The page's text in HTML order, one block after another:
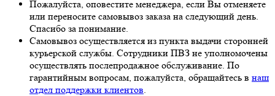
Пожалуйста, оповестите менеджера, если Вы отменяете
или переносите самовывоз заказа на следующий день.
Спасибо за понимание.
Самовывоз осуществляется из пункта выдачи сторонней
курьерской службы. Сотрудники ПВЗ не уполномочены
осуществлять послепродажное обслуживание. По
гарантийным вопросам, пожалуйста, обращайтесь в наш
отдел поддержки клиентов.